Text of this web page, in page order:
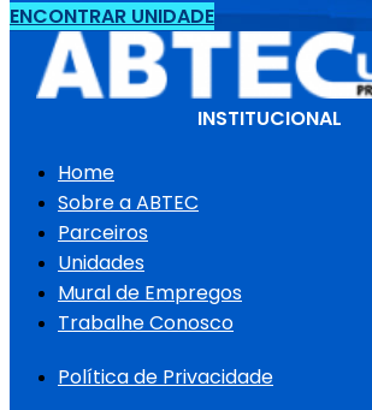
ENCONTRAR UNIDADE
INSTITUCIONAL
Home
Sobre a ABTEC
Parceiros
Unidades
Mural de Empregos
Trabalhe Conosco
Política de Privacidade